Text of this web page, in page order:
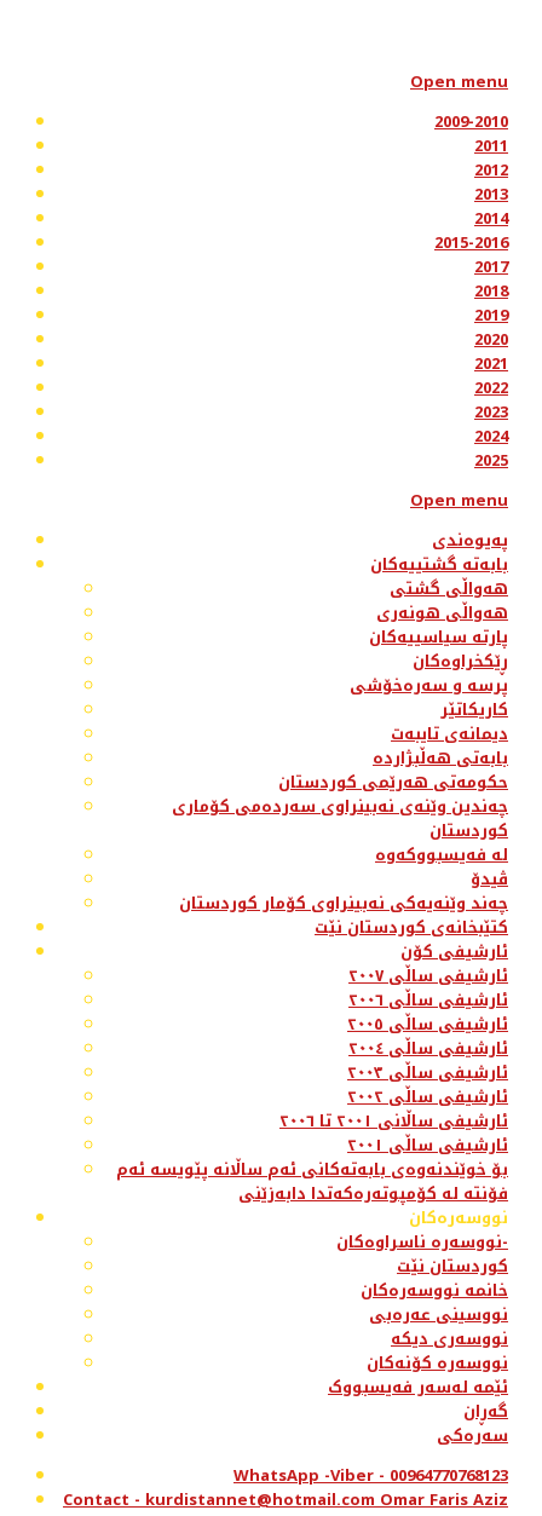
Open menu
2009-2010
2011
2012
2013
2014
2015-2016
2017
2018
2019
2020
2021
2022
2023
2024
2025
Open menu
پەیوەندی
بابەتە گشتییەکان
هەواڵی گشتی
هەواڵی هونەری
پارتە سیاسییەکان
ڕێکخراوەکان
پرسە و سەرەخۆشی
کاریکاتێر
دیمانەی تایبەت
بابەتی هەڵبژاردە
حکومەتی هەرێمی کوردستان
چەندین وێنەی نەبینراوی سەردەمی کۆماری
کوردستان
لە فەیسبووکەوە
ڤیدۆ
چەند وێنەیەکی نەبینراوی کۆمار کوردستان
کتێبخانەی کوردستان نێت
ئارشیفی کۆن
ئارشیفی ساڵی ٢٠٠٧
ئارشیفی ساڵی ٢٠٠٦
ئارشیفی ساڵی ٢٠٠٥
ئارشیفی ساڵی ٢٠٠٤
ئارشیفی ساڵی ٢٠٠٣
ئارشیفی ساڵی ٢٠٠٢
ئارشیفی ساڵانی ٢٠٠١ تا ٢٠٠٦
ئارشیفی ساڵی ٢٠٠١
بۆ خوێندنەوەی بابەتەکانی ئەم ساڵانە پێویسە ئەم
فۆنتە لە کۆمپوتەرەکەتدا دابەزێنی
نووسەرەکان
نووسەرە ناسراوەکان-
کوردستان نێت
خانمە نووسەرەکان
نووسینی عەرەبی
نووسەری دیکە
نووسەرە کۆنەکان
ئێمە لەسەر فەیسبووک
گەڕان
سەرەکی
WhatsApp -Viber - 00964770768123
Contact - kurdistannet@hotmail.com Omar Faris Aziz